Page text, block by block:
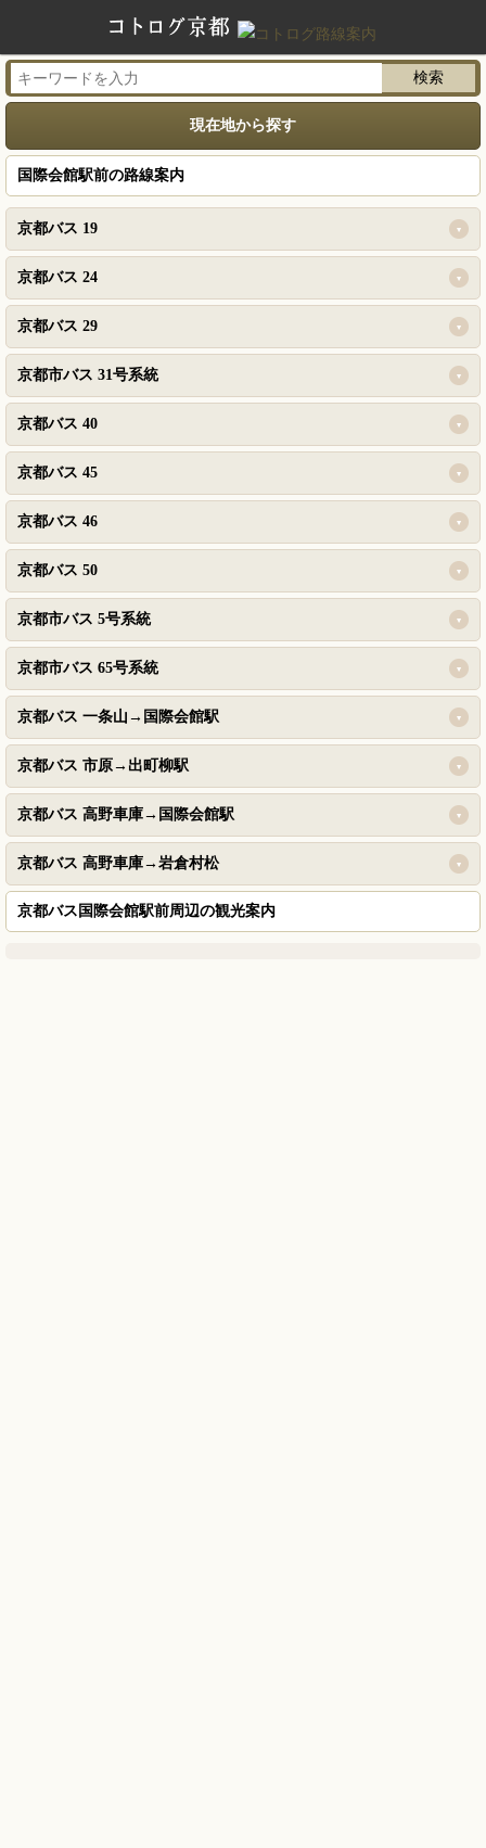
現在地から探す
国際会館駅前の路線案内
京都バス 19
京都バス 24
京都バス 29
京都市バス 31号系統
京都バス 40
京都バス 45
京都バス 46
京都バス 50
京都市バス 5号系統
京都市バス 65号系統
京都バス 一条山→国際会館駅
京都バス 市原→出町柳駅
京都バス 高野車庫→国際会館駅
京都バス 高野車庫→岩倉村松
京都バス国際会館駅前周辺の観光案内